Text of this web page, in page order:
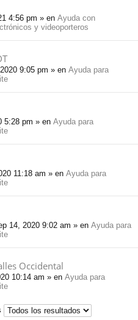
4:56 pm » en Ayuda con
y videoporteros
9:05 pm » en Ayuda para
5:28 pm » en Ayuda para
11:18 am » en Ayuda para
14, 2020 9:02 am » en Ayuda para
Occidental
10:14 am » en Ayuda para